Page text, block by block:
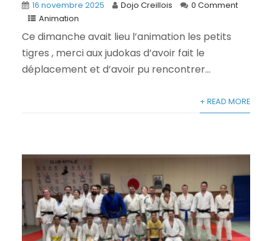
16 novembre 2025 Dojo Creillois
0 Comment
Animation
Ce dimanche avait lieu l’animation les petits
tigres , merci aux judokas d’avoir fait le
déplacement et d’avoir pu rencontrer...
+ READ MORE